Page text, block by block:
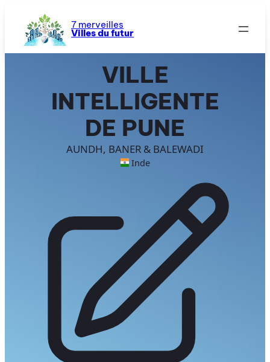
contenu
7 merveilles
Villes du futur
VILLE
INTELLIGENTE
DE PUNE
AUNDH, BANER & BALEWADI
Inde